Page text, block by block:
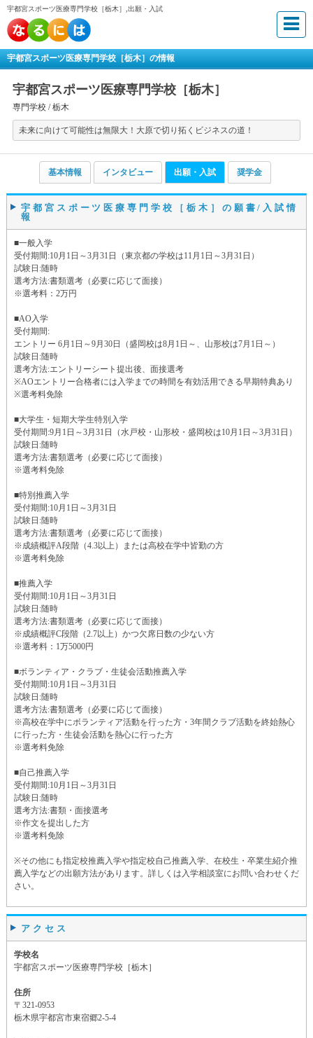
宇都宮スポーツ医療専門学校［栃木］,出願・入試
宇都宮スポーツ医療専門学校［栃木］の情報
宇都宮スポーツ医療専門学校［栃木］
専門学校 /栃木
未来に向けて可能性は無限大！大原で切り拓くビジネスの道！
基本情報 インタビュー 出願・入試 奨学金
宇都宮スポーツ医療専門学校［栃木］の願書/入試情
報
■一般入学
受付期間:10月1日～3月31日（東京都の学校は11月1日～3月31日）
試験日:随時
選考方法:書類選考（必要に応じて面接）
※選考料：2万円
■AO入学
受付期間:
エントリー 6月1日～9月30日（盛岡校は8月1日～、山形校は7月1日～）
試験日:随時
選考方法:エントリーシート提出後、面接選考
※AOエントリー合格者には入学までの時間を有効活用できる早期特典あり
※選考料免除
■大学生・短期大学生特別入学
受付期間:9月1日～3月31日（水戸校・山形校・盛岡校は10月1日～3月31日）
試験日:随時
選考方法:書類選考（必要に応じて面接）
※選考料免除
■特別推薦入学
受付期間:10月1日～3月31日
試験日:随時
選考方法:書類選考（必要に応じて面接）
※成績概評A段階（4.3以上）または高校在学中皆勤の方
※選考料免除
■推薦入学
受付期間:10月1日～3月31日
試験日:随時
選考方法:書類選考（必要に応じて面接）
※成績概評C段階（2.7以上）かつ欠席日数の少ない方
※選考料：1万5000円
■ボランティア・クラブ・生徒会活動推薦入学
受付期間:10月1日～3月31日
試験日:随時
選考方法:書類選考（必要に応じて面接）
※高校在学中にボランティア活動を行った方・3年間クラブ活動を終始熱心
に行った方・生徒会活動を熱心に行った方
※選考料免除
■自己推薦入学
受付期間:10月1日～3月31日
試験日:随時
選考方法:書類・面接選考
※作文を提出した方
※選考料免除
※その他にも指定校推薦入学や指定校自己推薦入学、在校生・卒業生紹介推
薦入学などの出願方法があります。詳しくは入学相談室にお問い合わせくだ
さい。
アクセス
学校名
宇都宮スポーツ医療専門学校［栃木］
住所
〒321-0953
栃木県宇都宮市東宿郷2-5-4